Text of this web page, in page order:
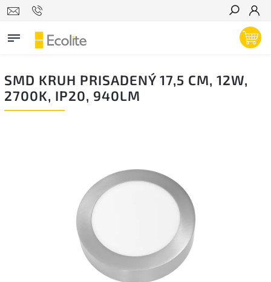
Hľadať
SMD KRUH PRISADENÝ 17,5 CM, 12W,
2700K, IP20, 940LM